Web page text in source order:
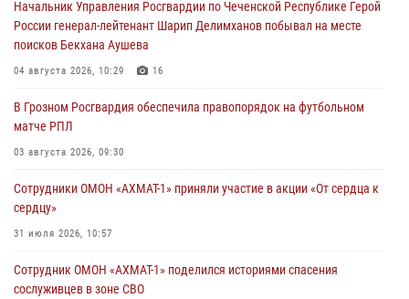
Начальник Управления Росгвардии по Чеченской Республике Герой
России генерал-лейтенант Шарип Делимханов побывал на месте
поисков Бекхана Аушева
04 августа 2026, 10:29 16
В Грозном Росгвардия обеспечила правопорядок на футбольном
матче РПЛ
03 августа 2026, 09:30
Сотрудники ОМОН «АХМАТ-1» приняли участие в акции «От сердца к
сердцу»
31 июля 2026, 10:57
Сотрудник ОМОН «АХМАТ-1» поделился историями спасения
сослуживцев в зоне СВО